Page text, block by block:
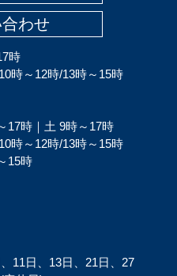
わせ
時
時～12時/13時～15時
時｜土 9時～17時
～12時/13時～15時
15時
11日、13日、21日、27